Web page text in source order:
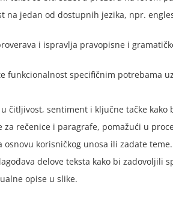
na jedan od dostupnih jezika, npr.
i ispravlja pravopisne i
funkcionalnost specifičnim potrebama
čitljivost, sentiment i ključne tačke kako
za rečenice i paragrafe, pomažući u
osnovu korisničkog unosa ili zadate teme.
delove teksta kako bi zadovoljili
opise u slike.